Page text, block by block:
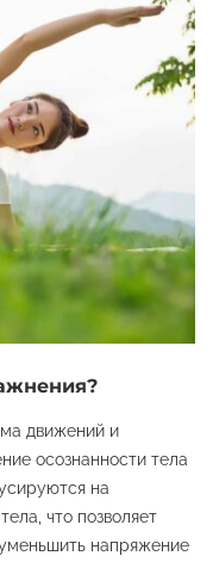
движений и
осознанности тела
на
что позволяет
напряжение